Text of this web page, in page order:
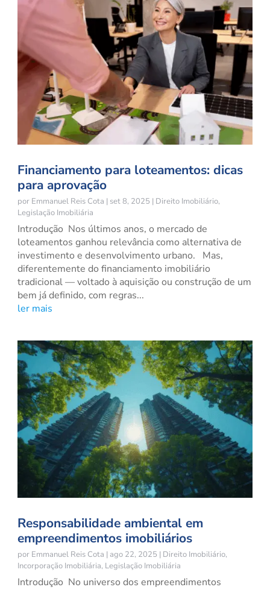
Financiamento para loteamentos: dicas
para aprovação
por Emmanuel Reis Cota | set 8, 2025 | Direito Imobiliário,
Legislação Imobiliária
Introdução Nos últimos anos, o mercado de
loteamentos ganhou relevância como alternativa de
investimento e desenvolvimento urbano. Mas,
diferentemente do financiamento imobiliário
tradicional — voltado à aquisição ou construção de um
bem já definido, com regras...
ler mais
Responsabilidade ambiental em
empreendimentos imobiliários
por Emmanuel Reis Cota | ago 22, 2025 | Direito Imobiliário,
Incorporação Imobiliária, Legislação Imobiliária
Introdução No universo dos empreendimentos